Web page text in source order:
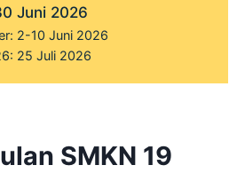
Juni 2026
2-10 Juni 2026
25 Juli 2026
SMKN 19